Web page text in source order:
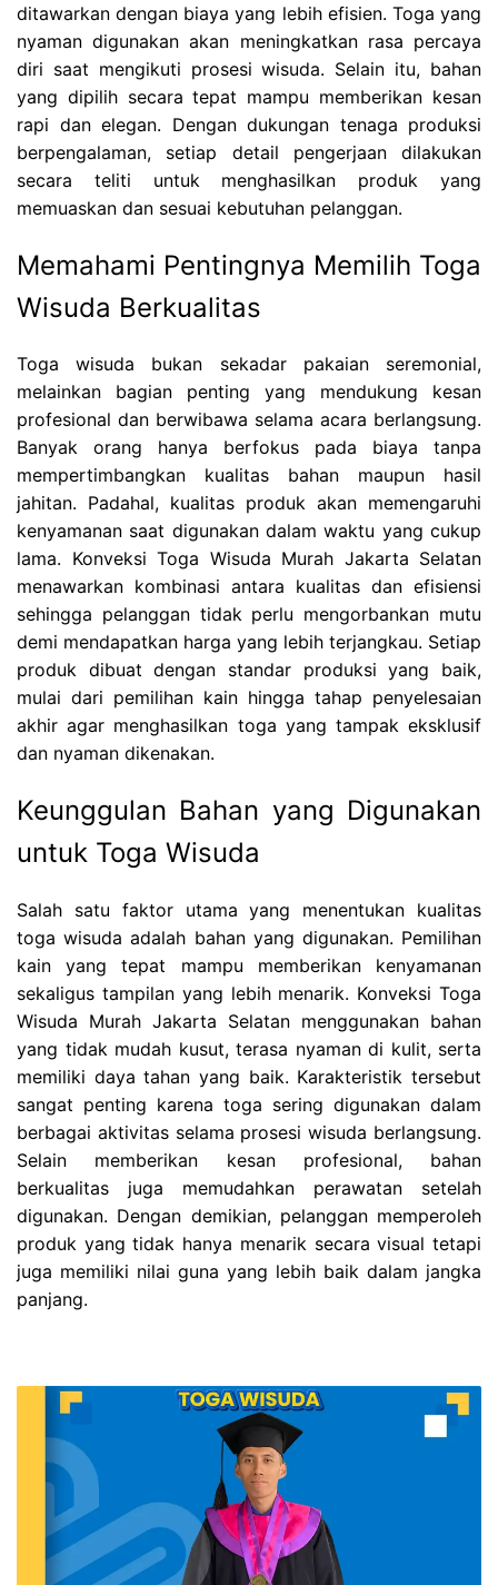
ditawarkan dengan biaya yang lebih efisien. Toga yang
nyaman digunakan akan meningkatkan rasa percaya
diri saat mengikuti prosesi wisuda. Selain itu, bahan
yang dipilih secara tepat mampu memberikan kesan
rapi dan elegan. Dengan dukungan tenaga produksi
berpengalaman, setiap detail pengerjaan dilakukan
secara teliti untuk menghasilkan produk yang
memuaskan dan sesuai kebutuhan pelanggan.
Memahami Pentingnya Memilih Toga
Wisuda Berkualitas
Toga wisuda bukan sekadar pakaian seremonial,
melainkan bagian penting yang mendukung kesan
profesional dan berwibawa selama acara berlangsung.
Banyak orang hanya berfokus pada biaya tanpa
mempertimbangkan kualitas bahan maupun hasil
jahitan. Padahal, kualitas produk akan memengaruhi
kenyamanan saat digunakan dalam waktu yang cukup
lama. Konveksi Toga Wisuda Murah Jakarta Selatan
menawarkan kombinasi antara kualitas dan efisiensi
sehingga pelanggan tidak perlu mengorbankan mutu
demi mendapatkan harga yang lebih terjangkau. Setiap
produk dibuat dengan standar produksi yang baik,
mulai dari pemilihan kain hingga tahap penyelesaian
akhir agar menghasilkan toga yang tampak eksklusif
dan nyaman dikenakan.
Keunggulan Bahan yang Digunakan
untuk Toga Wisuda
Salah satu faktor utama yang menentukan kualitas
toga wisuda adalah bahan yang digunakan. Pemilihan
kain yang tepat mampu memberikan kenyamanan
sekaligus tampilan yang lebih menarik. Konveksi Toga
Wisuda Murah Jakarta Selatan menggunakan bahan
yang tidak mudah kusut, terasa nyaman di kulit, serta
memiliki daya tahan yang baik. Karakteristik tersebut
sangat penting karena toga sering digunakan dalam
berbagai aktivitas selama prosesi wisuda berlangsung.
Selain memberikan kesan profesional, bahan
berkualitas juga memudahkan perawatan setelah
digunakan. Dengan demikian, pelanggan memperoleh
produk yang tidak hanya menarik secara visual tetapi
juga memiliki nilai guna yang lebih baik dalam jangka
panjang.